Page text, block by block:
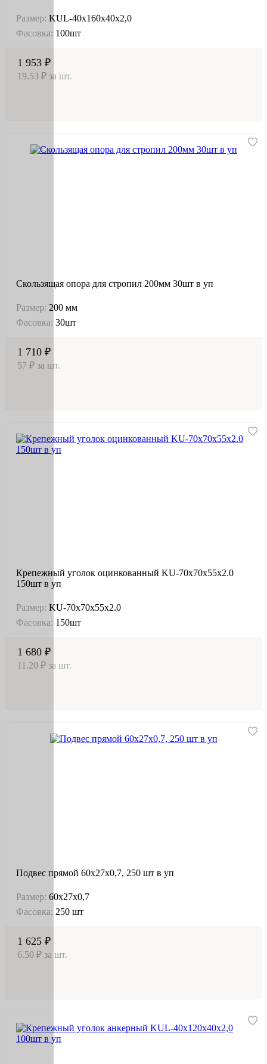
Размер: KUL-40х160х40х2,0
Фасовка: 100шт
1 953 ₽
19.53 ₽ за шт.
Скользящая опора для стропил 200мм 30шт в уп
Размер: 200 мм
Фасовка: 30шт
1 710 ₽
57 ₽ за шт.
Крепежный уголок оцинкованный KU-70х70х55х2.0
150шт в уп
Размер: KU-70х70х55х2.0
Фасовка: 150шт
1 680 ₽
11.20 ₽ за шт.
Подвес прямой 60х27х0,7, 250 шт в уп
Размер: 60х27х0,7
Фасовка: 250 шт
1 625 ₽
6.50 ₽ за шт.